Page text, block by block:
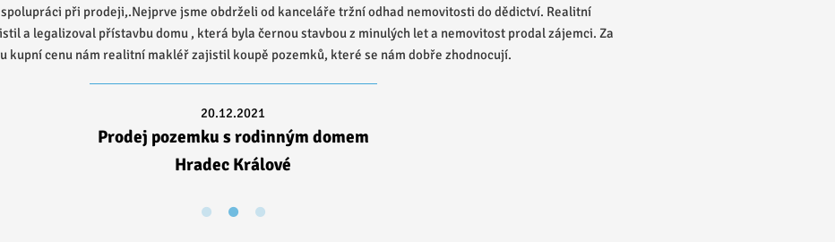
Pronájem bytu 4+1 v novostavbě
bytového domu na Praze 9
Pronajato včetně vyhotovení nájemní smlouvy. Se službami jsme spokojeni, pokud je problém s nájemci, realitní kancelář se postará
o komunikaci a vyřeší.